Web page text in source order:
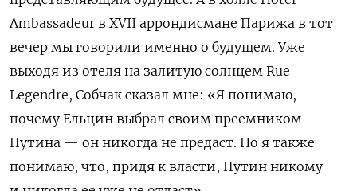
Ambassadeur в XVII аррондисмане Парижа в тот
вечер мы говорили именно о будущем. Уже
выходя из отеля на залитую солнцем Rue
Legendre, Собчак сказал мне: «Я понимаю,
почему Ельцин выбрал своим преемником
Путина — он никогда не предаст. Но я также
понимаю, что, придя к власти, Путин никому